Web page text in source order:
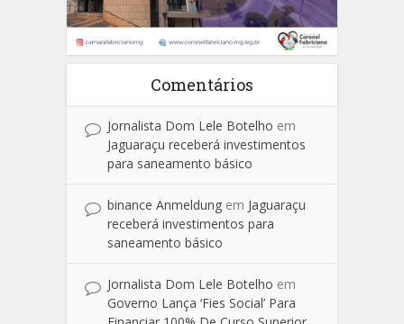
Comentários
Jornalista Dom Lele Botelho em
Jaguaraçu receberá investimentos
para saneamento básico
binance Anmeldung em Jaguaraçu
receberá investimentos para
saneamento básico
Jornalista Dom Lele Botelho em
Governo Lança ‘Fies Social’ Para